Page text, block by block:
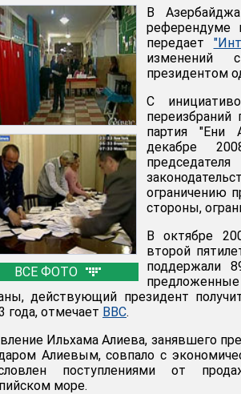
ВСЕ ФОТО
RTV International
Euronews
Reuters
В
референдуме
передает
изменений
президентом
С
переизбраний
партия "Ени
декабре
ограничению
стороны,
В октябре
второй
поддержали
предложенные
действующий президент
года, отмечает BBC.
Ильхама Алиева, занявшего
Алиевым, совпало с
поступлениями от
море.